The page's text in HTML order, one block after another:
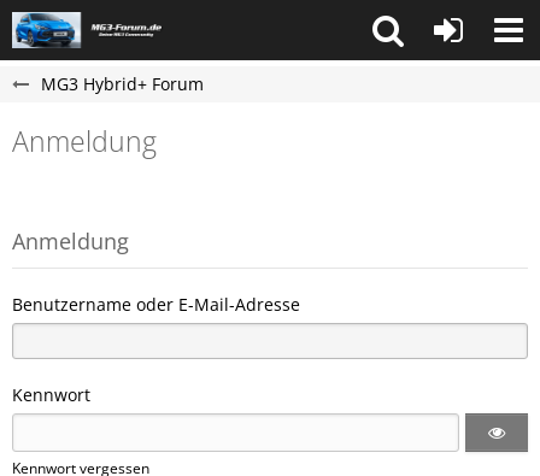
MG3 Hybrid+ Forum
Anmeldung
Anmeldung
Benutzername oder E-Mail-Adresse
Kennwort
Kennwort vergessen